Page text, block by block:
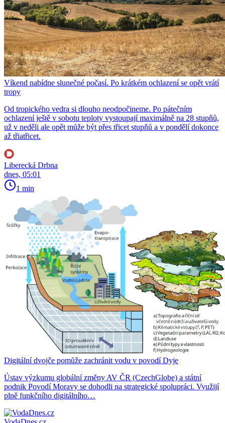
Víkend nabídne slunečné počasí. Po krátkém ochlazení se opět vrátí
tropy
Od tropického vedra si dlouho neodpočineme. Po pátečním
ochlazení ještě v sobotu teploty vystoupají maximálně na 28 stupňů,
už v neděli ale opět může být přes třicet stupňů a v pondělí dokonce
až třiatřicet.
Liberecká Drbna
dnes, 05:01
1 min
Digitální dvojče pomůže zachránit vodu v povodí Dyje
Ústav výzkumu globální změny AV ČR (CzechGlobe) a státní
podnik Povodí Moravy se dohodli na strategické spolupráci. Využijí
plně funkčního digitálního…